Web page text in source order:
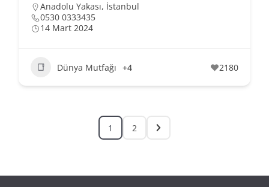
Anadolu Yakası, İstanbul
0530 0333435
14 Mart 2024
Dünya Mutfağı +4 2180
1 2